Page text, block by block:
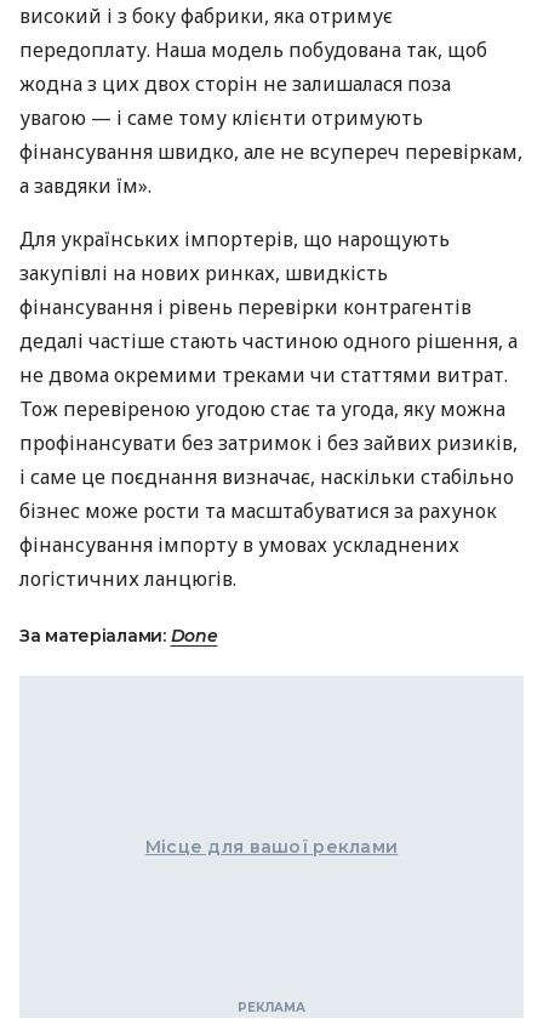
високий і з боку фабрики, яка отримує
передоплату. Наша модель побудована так, щоб
жодна з цих двох сторін не залишалася поза
увагою — і саме тому клієнти отримують
фінансування швидко, але не всупереч перевіркам,
а завдяки їм».
Для українських імпортерів, що нарощують
закупівлі на нових ринках, швидкість
фінансування і рівень перевірки контрагентів
дедалі частіше стають частиною одного рішення, а
не двома окремими треками чи статтями витрат.
Тож перевіреною угодою стає та угода, яку можна
профінансувати без затримок і без зайвих ризиків,
і саме це поєднання визначає, наскільки стабільно
бізнес може рости та масштабуватися за рахунок
фінансування імпорту в умовах ускладнених
логістичних ланцюгів.
За матеріалами: Done
Місце для вашої реклами